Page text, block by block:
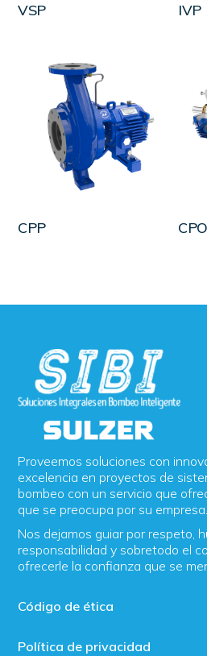
VSP IVP
CPP CPO
Proveemos soluciones con
excelencia en proyectos de
bombeo con un servicio que
que se preocupa por su empresa.
Nos dejamos guiar por respeto,
responsabilidad y sobretodo el
ofrecerle la confianza que se
Código de ética
Política de privacidad